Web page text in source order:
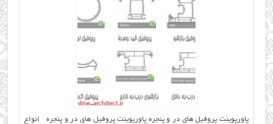
پاورپوینت پروفیل های در و پنجره پاورپوینت پروفیل های در و پنجره انواع